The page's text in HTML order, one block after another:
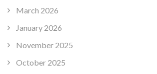
March 2026
January 2026
November 2025
October 2025